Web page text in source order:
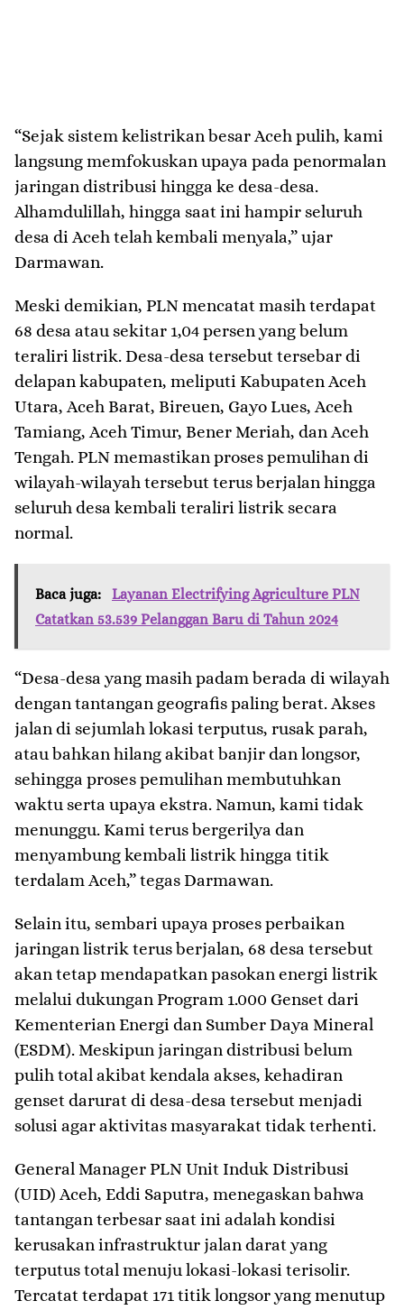
“Sejak sistem kelistrikan besar Aceh pulih, kami
langsung memfokuskan upaya pada penormalan
jaringan distribusi hingga ke desa-desa.
Alhamdulillah, hingga saat ini hampir seluruh
desa di Aceh telah kembali menyala,” ujar
Darmawan.
Meski demikian, PLN mencatat masih terdapat
68 desa atau sekitar 1,04 persen yang belum
teraliri listrik. Desa-desa tersebut tersebar di
delapan kabupaten, meliputi Kabupaten Aceh
Utara, Aceh Barat, Bireuen, Gayo Lues, Aceh
Tamiang, Aceh Timur, Bener Meriah, dan Aceh
Tengah. PLN memastikan proses pemulihan di
wilayah-wilayah tersebut terus berjalan hingga
seluruh desa kembali teraliri listrik secara
normal.
Baca juga:
Layanan Electrifying Agriculture PLN
Catatkan 53.539 Pelanggan Baru di Tahun 2024
“Desa-desa yang masih padam berada di wilayah
dengan tantangan geografis paling berat. Akses
jalan di sejumlah lokasi terputus, rusak parah,
atau bahkan hilang akibat banjir dan longsor,
sehingga proses pemulihan membutuhkan
waktu serta upaya ekstra. Namun, kami tidak
menunggu. Kami terus bergerilya dan
menyambung kembali listrik hingga titik
terdalam Aceh,” tegas Darmawan.
Selain itu, sembari upaya proses perbaikan
jaringan listrik terus berjalan, 68 desa tersebut
akan tetap mendapatkan pasokan energi listrik
melalui dukungan Program 1.000 Genset dari
Kementerian Energi dan Sumber Daya Mineral
(ESDM). Meskipun jaringan distribusi belum
pulih total akibat kendala akses, kehadiran
genset darurat di desa-desa tersebut menjadi
solusi agar aktivitas masyarakat tidak terhenti.
General Manager PLN Unit Induk Distribusi
(UID) Aceh, Eddi Saputra, menegaskan bahwa
tantangan terbesar saat ini adalah kondisi
kerusakan infrastruktur jalan darat yang
terputus total menuju lokasi-lokasi terisolir.
Tercatat terdapat 171 titik longsor yang menutup